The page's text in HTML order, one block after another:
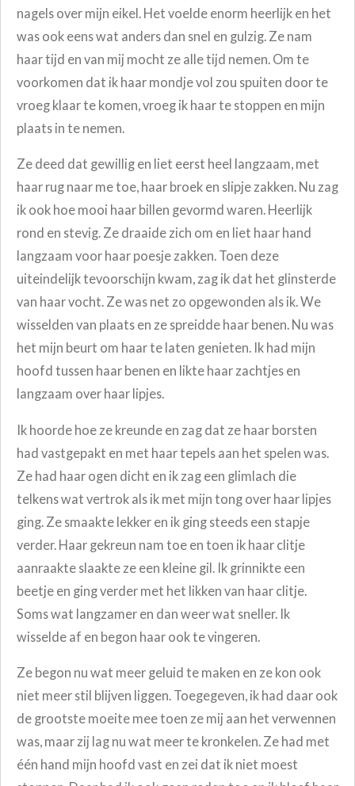
nagels over mijn eikel. Het voelde enorm heerlijk en het
was ook eens wat anders dan snel en gulzig. Ze nam
haar tijd en van mij mocht ze alle tijd nemen. Om te
voorkomen dat ik haar mondje vol zou spuiten door te
vroeg klaar te komen, vroeg ik haar te stoppen en mijn
plaats in te nemen.
Ze deed dat gewillig en liet eerst heel langzaam, met
haar rug naar me toe, haar broek en slipje zakken. Nu zag
ik ook hoe mooi haar billen gevormd waren. Heerlijk
rond en stevig. Ze draaide zich om en liet haar hand
langzaam voor haar poesje zakken. Toen deze
uiteindelijk tevoorschijn kwam, zag ik dat het glinsterde
van haar vocht. Ze was net zo opgewonden als ik. We
wisselden van plaats en ze spreidde haar benen. Nu was
het mijn beurt om haar te laten genieten. Ik had mijn
hoofd tussen haar benen en likte haar zachtjes en
langzaam over haar lipjes.
Ik hoorde hoe ze kreunde en zag dat ze haar borsten
had vastgepakt en met haar tepels aan het spelen was.
Ze had haar ogen dicht en ik zag een glimlach die
telkens wat vertrok als ik met mijn tong over haar lipjes
ging. Ze smaakte lekker en ik ging steeds een stapje
verder. Haar gekreun nam toe en toen ik haar clitje
aanraakte slaakte ze een kleine gil. Ik grinnikte een
beetje en ging verder met het likken van haar clitje.
Soms wat langzamer en dan weer wat sneller. Ik
wisselde af en begon haar ook te vingeren.
Ze begon nu wat meer geluid te maken en ze kon ook
niet meer stil blijven liggen. Toegegeven, ik had daar ook
de grootste moeite mee toen ze mij aan het verwennen
was, maar zij lag nu wat meer te kronkelen. Ze had met
één hand mijn hoofd vast en zei dat ik niet moest